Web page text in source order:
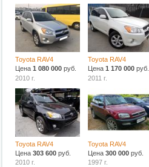
Toyota RAV4
Цена1 080 000 руб.
2010 г.
Toyota RAV4
Цена1 170 000 руб.
2011 г.
Toyota RAV4
Цена303 600 руб.
2010 г.
Toyota RAV4
Цена300 000 руб.
1997 г.